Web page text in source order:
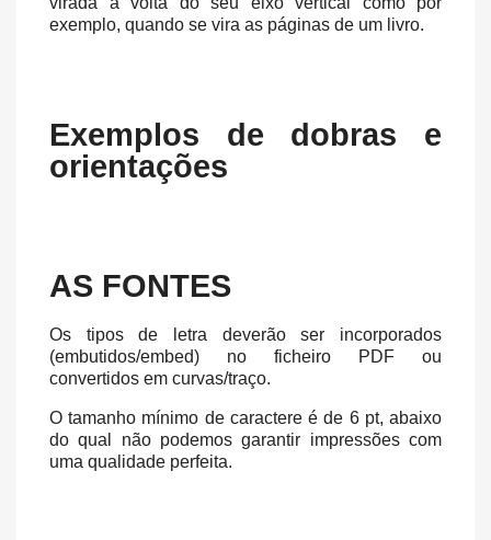
exemplo, quando se vira as páginas de um livro.
Exemplos de dobras e
orientações
AS FONTES
Os tipos de letra deverão ser incorporados
(embutidos/embed) no ficheiro PDF ou
convertidos em curvas/traço.
O tamanho mínimo de caractere é de 6 pt, abaixo
do qual não podemos garantir impressões com
uma qualidade perfeita.